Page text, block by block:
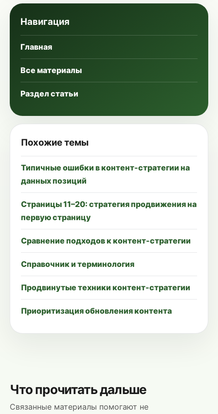
Навигация
Главная
Все материалы
Раздел статьи
Похожие темы
Типичные ошибки в контент-стратегии на
данных позиций
Страницы 11–20: стратегия продвижения на
первую страницу
Сравнение подходов к контент-стратегии
Справочник и терминология
Продвинутые техники контент-стратегии
Приоритизация обновления контента
Что прочитать дальше
Связанные материалы помогают не